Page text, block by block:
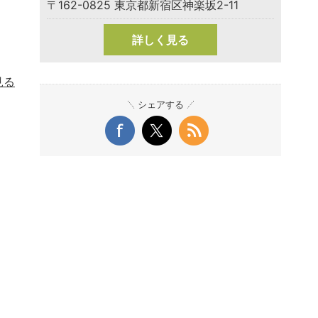
〒162-0825 東京都新宿区神楽坂2-11
詳しく見る
シェアする